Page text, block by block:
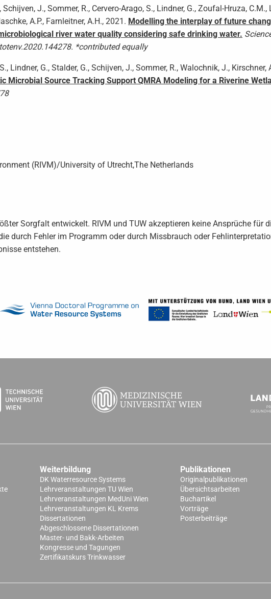
J., Sommer, R., Cervero-Arago, S., Lindner, G., Zoufal-Hruza, C.M.,
A.P., Farnleitner, A.H., 2021. Modelling the interplay of future
river water quality considering safe drinking water.
*contributed equally
Lindner, G., Stalder, G., Schijven, J., Sommer, R., Walochnik, J., Kirschner,
Microbial Source Tracking Support QMRA Modeling for a Riverine
(RIVM)/University of Utrecht,The Netherlands
Sorgfalt entwickelt. RIVM und TUW akzeptieren keine Ansprüche für
durch Fehler im Programm oder durch Missbrauch oder
entstehen.
Weiterbildung
DK Waterresource Systems
Lehrveranstaltungen TU Wien
Lehrveranstaltungen MedUni Wien
Lehrveranstaltungen KL Krems
Dissertationen
Abgeschlossene Dissertationen
Master- und Bakk-Arbeiten
Kongresse und Tagungen
Zertifikatskurs Trinkwasser
Publikationen
Originalpublikationen
Übersichtsarbeiten
Buchartikel
Vorträge
Posterbeiträge